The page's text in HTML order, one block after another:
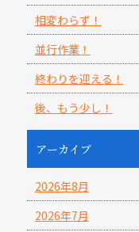
相変わらず！
並行作業！
終わりを迎える！
後、もう少し！
アーカイブ
2026年8月
2026年7月